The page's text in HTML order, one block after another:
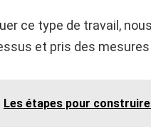
ce type de travail,
et pris des
Les étapes pour